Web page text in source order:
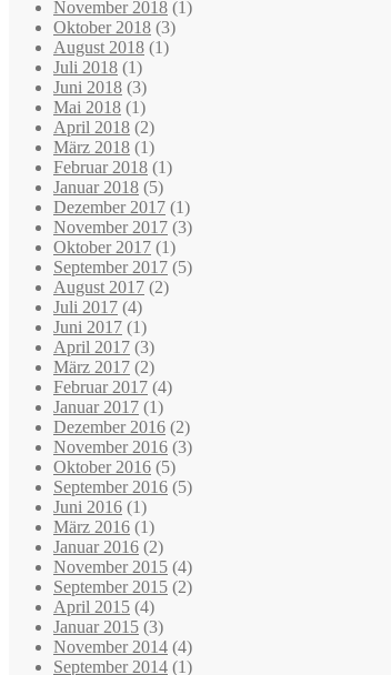
November 2018 (1)
Oktober 2018 (3)
August 2018 (1)
Juli 2018 (1)
Juni 2018 (3)
Mai 2018 (1)
April 2018 (2)
März 2018 (1)
Februar 2018 (1)
Januar 2018 (5)
Dezember 2017 (1)
November 2017 (3)
Oktober 2017 (1)
September 2017 (5)
August 2017 (2)
Juli 2017 (4)
Juni 2017 (1)
April 2017 (3)
März 2017 (2)
Februar 2017 (4)
Januar 2017 (1)
Dezember 2016 (2)
November 2016 (3)
Oktober 2016 (5)
September 2016 (5)
Juni 2016 (1)
März 2016 (1)
Januar 2016 (2)
November 2015 (4)
September 2015 (2)
April 2015 (4)
Januar 2015 (3)
November 2014 (4)
September 2014 (1)